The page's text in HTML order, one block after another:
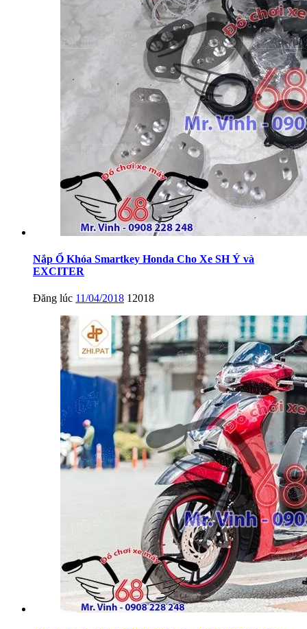
Nắp Ổ Khóa Smartkey Honda Cho Xe SH Ý và
EXCITER
Đăng lúc 11/04/2018 12018